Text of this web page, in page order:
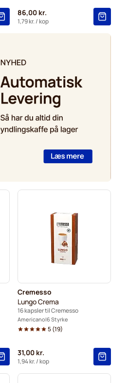
86,00 kr.
1,79 kr./ kop
Cremesso
Lungo Crema
16 kapsler til Cremesso
Americano 6 Styrke
5(19)
31,00 kr.
1,94 kr./ kop